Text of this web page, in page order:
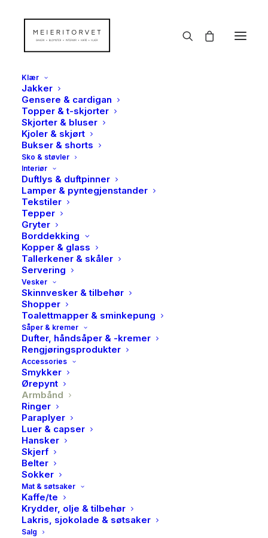
Klær
Jakker
Gensere & cardigan
Topper & t-skjorter
Skjorter & bluser
Kjoler & skjørt
Bukser & shorts
Sko & støvler
Interiør
Duftlys & duftpinner
Lamper & pyntegjenstander
Tekstiler
Tepper
Gryter
Borddekking
Kopper & glass
Tallerkener & skåler
Servering
Vesker
Skinnvesker & tilbehør
Shopper
Toalettmapper & sminkepung
Såper & kremer
Dufter, håndsåper & -kremer
Rengjøringsprodukter
Accessories
Smykker
Ørepynt
Armbånd
Ringer
Paraplyer
Luer & capser
Hansker
Skjerf
Belter
Sokker
Mat & søtsaker
Kaffe/te
Krydder, olje & tilbehør
Lakris, sjokolade & søtsaker
Salg
PAN, Figaro armbånd i
forgylt sølv
469,00kr
Klassisk figaro armbånd i forgylt sølv, i 19 cm lengde